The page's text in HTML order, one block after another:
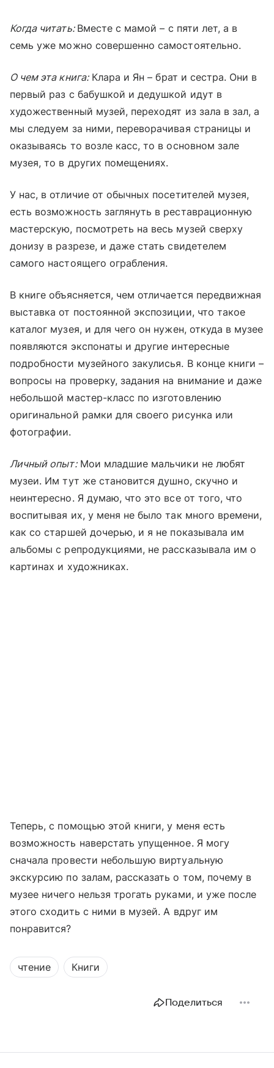
Когда читать: Вместе с мамой – с пяти лет, а в
семь уже можно совершенно самостоятельно.
О чем эта книга:Клара и Ян – брат и сестра. Они в
первый раз с бабушкой и дедушкой идут в
художественный музей, переходят из зала в зал, а
мы следуем за ними, переворачивая страницы и
оказываясь то возле касс, то в основном зале
музея, то в других помещениях.
У нас, в отличие от обычных посетителей музея,
есть возможность заглянуть в реставрационную
мастерскую, посмотреть на весь музей сверху
донизу в разрезе, и даже стать свидетелем
самого настоящего ограбления.
В книге объясняется, чем отличается передвижная
выставка от постоянной экспозиции, что такое
каталог музея, и для чего он нужен, откуда в музее
появляются экспонаты и другие интересные
подробности музейного закулисья. В конце книги –
вопросы на проверку, задания на внимание и даже
небольшой мастер-класс по изготовлению
оригинальной рамки для своего рисунка или
фотографии.
Личный опыт:Мои младшие мальчики не любят
музеи. Им тут же становится душно, скучно и
неинтересно. Я думаю, что это все от того, что
воспитывая их, у меня не было так много времени,
как со старшей дочерью, и я не показывала им
альбомы с репродукциями, не рассказывала им о
картинах и художниках.
Теперь, с помощью этой книги, у меня есть
возможность наверстать упущенное. Я могу
сначала провести небольшую виртуальную
экскурсию по залам, рассказать о том, почему в
музее ничего нельзя трогать руками, и уже после
этого сходить с ними в музей. А вдруг им
понравится?
чтение Книги
Поделиться